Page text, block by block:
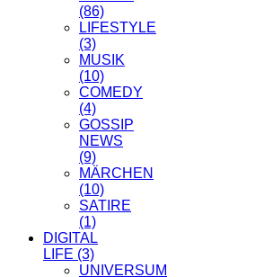
(86)
LIFESTYLE
(3)
MUSIK
(10)
COMEDY
(4)
GOSSIP
NEWS
(9)
MÄRCHEN
(10)
SATIRE
(1)
DIGITAL
LIFE (3)
UNIVERSUM